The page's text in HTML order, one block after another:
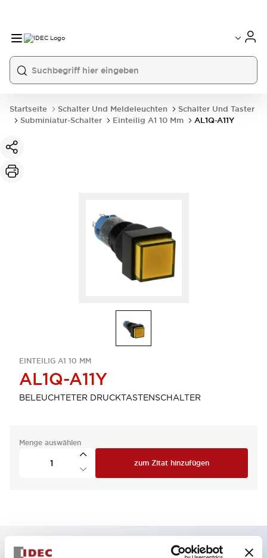
Startseite Schalter Und Meldeleuchten
Schalter Und Taster
Subminiatur-Schalter
Einteilig A1 10 Mm AL1Q-A11Y
EINTEILIG A1 10 MM
AL1Q-A11Y
BELEUCHTETER DRUCKTASTENSCHALTER
Menge auswählen
zum Zitat hinzufügen